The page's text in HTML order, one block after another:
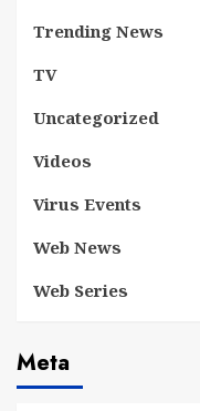
Trending News
TV
Uncategorized
Videos
Virus Events
Web News
Web Series
Meta